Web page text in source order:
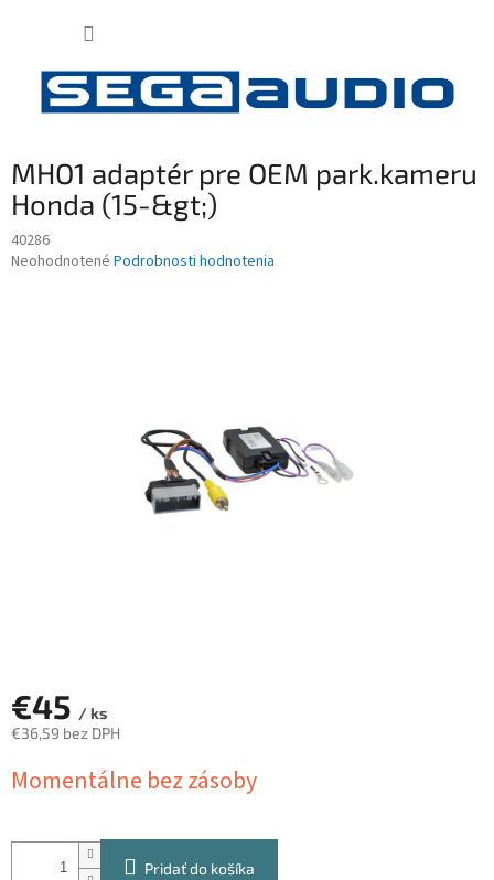
MHO1 adaptér pre OEM park.kameru
Honda (15-&gt;)
40286
Priemerné
Neohodnotené Podrobnosti hodnotenia
€45 / ks
€36,59 bez DPH
cena:
Momentálne bez zásoby
Pridať do košíka